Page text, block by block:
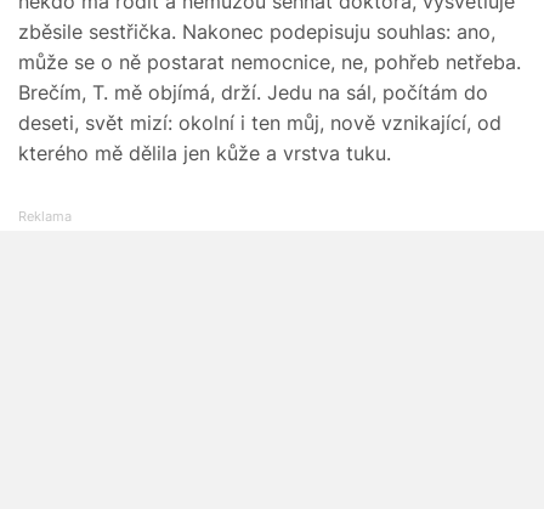
zběsile sestřička. Nakonec podepisuju souhlas: ano,
může se o ně postarat nemocnice, ne, pohřeb netřeba.
Brečím, T. mě objímá, drží. Jedu na sál, počítám do
deseti, svět mizí: okolní i ten můj, nově vznikající, od
kterého mě dělila jen kůže a vrstva tuku.